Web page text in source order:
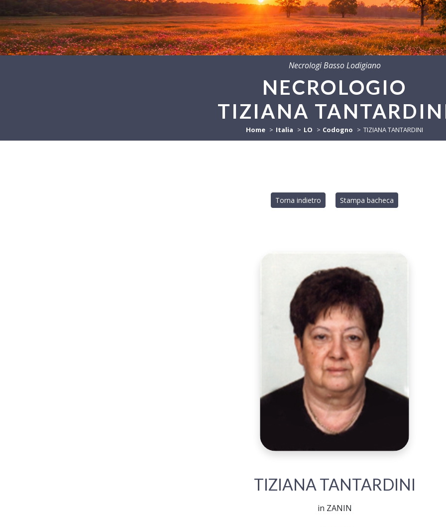
Necrologi Basso Lodigiano
NECROLOGIO
TIZIANA
Home Italia LO Codogno TIZIANA TANTARDINI
Torna indietro Stampa bacheca
TIZIANA TANTARDINI
in ZANIN